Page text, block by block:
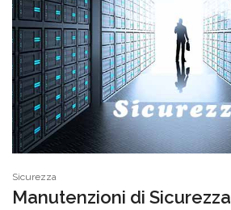
Sicurezza
Manutenzioni di Sicurezza